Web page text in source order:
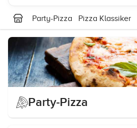
Party-Pizza Pizza Klassiker
Party-Pizza